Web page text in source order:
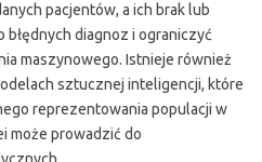
pacjentów, a ich brak lub
błędnych diagnoz i ograniczyć
maszynowego. Istnieje również
sztucznej inteligencji, które
reprezentowania populacji w
może prowadzić do